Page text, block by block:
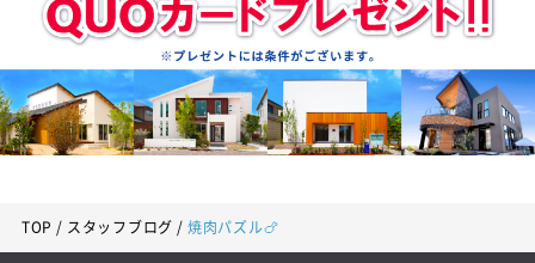
TOP スタッフブログ 焼肉パズル🍗